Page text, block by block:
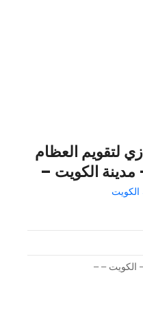
لتقويم العظام
الكويت –
الكويت
الكويت – –